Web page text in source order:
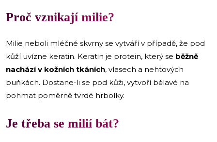
Proč vznikají milie?
Milie neboli mléčné skvrny se vytváří v případě, že pod
kůží uvízne keratin. Keratin je protein, který se běžně
nachází v kožních tkáních, vlasech a nehtových
buňkách. Dostane-li se pod kůži, vytvoří bělavé na
pohmat poměrně tvrdé hrbolky.
Je třeba se milií bát?